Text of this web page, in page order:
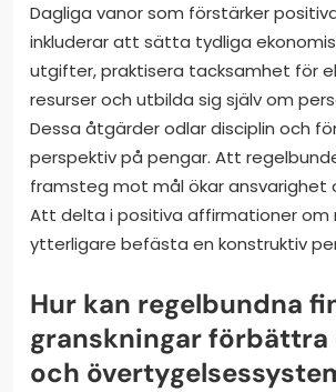
Dagliga vanor som förstärker
inkluderar att sätta tydliga
utgifter, praktisera tacksamhet för
resurser och utbilda sig själv om
Dessa åtgärder odlar disciplin och
perspektiv på pengar. Att
framsteg mot mål ökar ansvarighet
Att delta i positiva affirmationer om
ytterligare befästa en konstruktiv
Hur kan regelbundna
granskningar
och